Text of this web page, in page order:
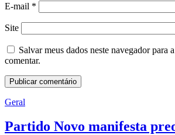
E-mail *
Site
Salvar meus dados neste navegador para
comentar.
Geral
Partido Novo manifesta